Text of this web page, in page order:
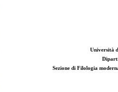
Università
Sezione di Filologia